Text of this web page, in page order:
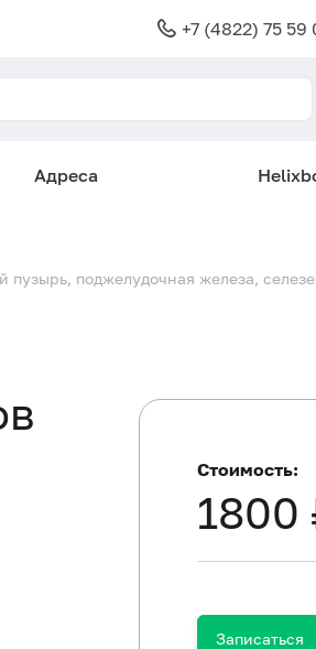
+7 (4822) 75 59
Адреса
поджелудочная железа,
Стоимость:
1800
Записаться